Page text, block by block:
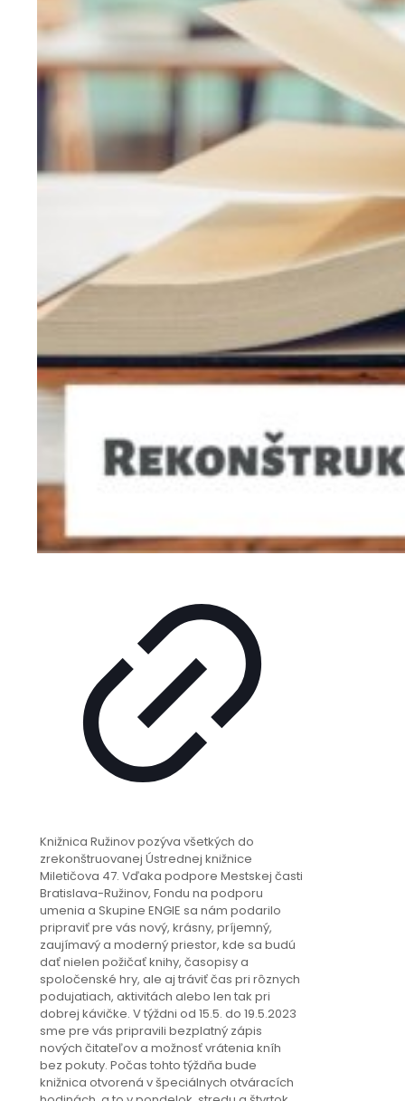
Knižnica Ružinov pozýva všetkých do
zrekonštruovanej Ústrednej knižnice
Miletičova 47. Vďaka podpore Mestskej časti
Bratislava-Ružinov, Fondu na podporu
umenia a Skupine ENGIE sa nám podarilo
pripraviť pre vás nový, krásny, príjemný,
zaujímavý a moderný priestor, kde sa budú
dať nielen požičať knihy, časopisy a
spoločenské hry, ale aj tráviť čas pri rôznych
podujatiach, aktivitách alebo len tak pri
dobrej kávičke. V týždni od 15.5. do 19.5.2023
sme pre vás pripravili bezplatný zápis
nových čitateľov a možnosť vrátenia kníh
bez pokuty. Počas tohto týždňa bude
knižnica otvorená v špeciálnych otváracích